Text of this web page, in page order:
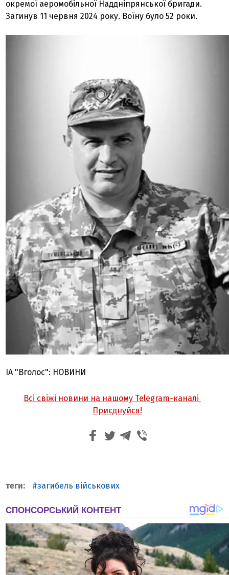
окремої аеромобільної Наддніпрянської бригади.
Загинув 11 червня 2024 року. Воїну було 52 роки.
ІА "Вголос": НОВИНИ
Всі свіжі новини на нашому Telegram-каналі
Приєднуйся!
загибель військових